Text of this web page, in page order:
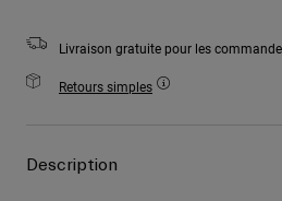
Livraison gratuite pour les
Retours simples
Description